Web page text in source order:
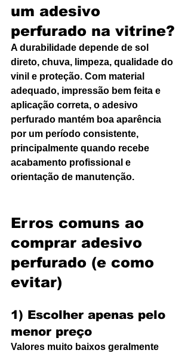
um adesivo
perfurado na vitrine?
A durabilidade depende de sol
direto, chuva, limpeza, qualidade do
vinil e proteção. Com material
adequado, impressão bem feita e
aplicação correta, o adesivo
perfurado mantém boa aparência
por um período consistente,
principalmente quando recebe
acabamento profissional e
orientação de manutenção.
Erros comuns ao
comprar adesivo
perfurado (e como
evitar)
1) Escolher apenas pelo
menor preço
Valores muito baixos geralmente